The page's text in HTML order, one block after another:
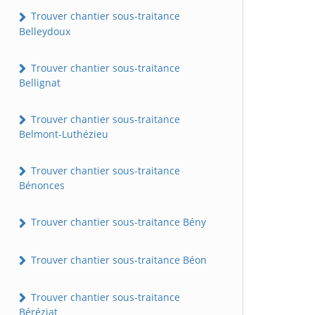
Trouver chantier sous-traitance
Belleydoux
Trouver chantier sous-traitance
Bellignat
Trouver chantier sous-traitance
Belmont-Luthézieu
Trouver chantier sous-traitance
Bénonces
Trouver chantier sous-traitance Bény
Trouver chantier sous-traitance Béon
Trouver chantier sous-traitance
Béréziat